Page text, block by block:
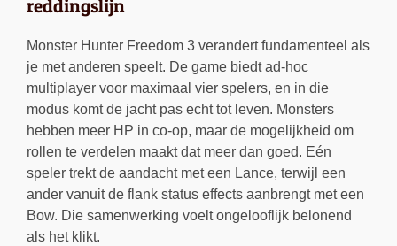
reddingslijn
Monster Hunter Freedom 3 verandert fundamenteel als
je met anderen speelt. De game biedt ad-hoc
multiplayer voor maximaal vier spelers, en in die
modus komt de jacht pas echt tot leven. Monsters
hebben meer HP in co-op, maar de mogelijkheid om
rollen te verdelen maakt dat meer dan goed. Eén
speler trekt de aandacht met een Lance, terwijl een
ander vanuit de flank status effects aanbrengt met een
Bow. Die samenwerking voelt ongelooflijk belonend
als het klikt.